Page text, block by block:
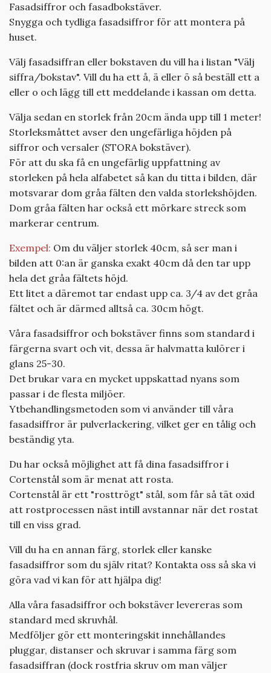
Fasadsiffror och fasadbokstäver.
Snygga och tydliga fasadsiffror för att montera på
huset.
Välj fasadsiffran eller bokstaven du vill ha i listan "Välj
siffra/bokstav". Vill du ha ett å, ä eller ö så beställ ett a
eller o och lägg till ett meddelande i kassan om detta.
Välja sedan en storlek från 20cm ända upp till 1 meter!
Storleksmåttet avser den ungefärliga höjden på
siffror och versaler (STORA bokstäver).
För att du ska få en ungefärlig uppfattning av
storleken på hela alfabetet så kan du titta i bilden, där
motsvarar dom gråa fälten den valda storlekshöjden.
Dom gråa fälten har också ett mörkare streck som
markerar centrum.
Exempel: Om du väljer storlek 40cm, så ser man i
bilden att 0:an är ganska exakt 40cm då den tar upp
hela det gråa fältets höjd.
Ett litet a däremot tar endast upp ca. 3/4 av det gråa
fältet och är därmed alltså ca. 30cm högt.
Våra fasadsiffror och bokstäver finns som standard i
färgerna svart och vit, dessa är halvmatta kulörer i
glans 25-30.
Det brukar vara en mycket uppskattad nyans som
passar i de flesta miljöer.
Ytbehandlingsmetoden som vi använder till våra
fasadsiffror är pulverlackering, vilket ger en tålig och
beständig yta.
Du har också möjlighet att få dina fasadsiffror i
Cortenstål som är menat att rosta.
Cortenstål är ett "rosttrögt" stål, som får så tät oxid
att rostprocessen näst intill avstannar när det rostat
till en viss grad.
Vill du ha en annan färg, storlek eller kanske
fasadsiffror som du själv ritat? Kontakta oss så ska vi
göra vad vi kan för att hjälpa dig!
Alla våra fasadsiffror och bokstäver levereras som
standard med skruvhål.
Medföljer gör ett monteringskit innehållandes
pluggar, distanser och skruvar i samma färg som
fasadsiffran (dock rostfria skruv om man väljer